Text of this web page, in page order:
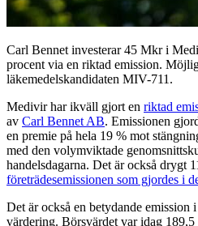
Carl Bennet investerar 45 Mkr i
procent via en riktad emission.
läkemedelskandidaten MIV-711.
Medivir har ikväll gjort en riktad
av Carl Bennet AB. Emissionen
en premie på hela 19 % mot
med den volymviktade
handelsdagarna. Det är också drygt
företrädesemissionen som gjordes i
Det är också en betydande emission
värdering. Börsvärdet var idag